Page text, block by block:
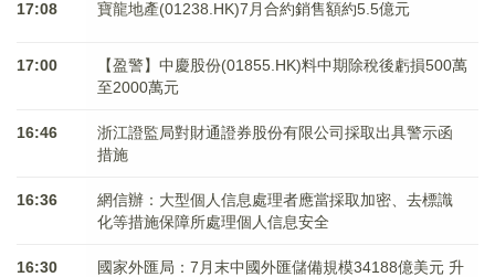
17:08 寶龍地產(01238.HK)7月合約銷售額約5.5億元
17:00
【盈警】中慶股份(01855.HK)料中期除稅後虧損500萬
至2000萬元
16:46
浙江證監局對財通證券股份有限公司採取出具警示函
措施
16:36
網信辦：大型個人信息處理者應當採取加密、去標識
化等措施保障所處理個人信息安全
16:30
國家外匯局：7月末中國外匯儲備規模34188億美元 升